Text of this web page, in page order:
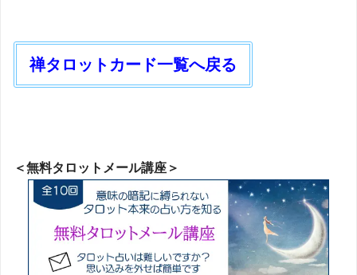
禅タロットカード一覧へ戻る
＜無料タロットメール講座＞